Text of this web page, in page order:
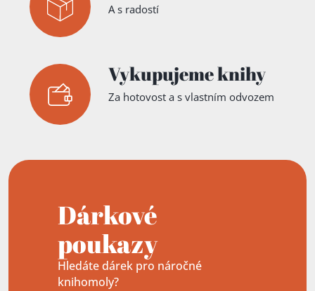
A s radostí
Vykupujeme knihy
Za hotovost a s vlastním odvozem
Dárkové
poukazy
Hledáte dárek pro náročné
knihomoly?